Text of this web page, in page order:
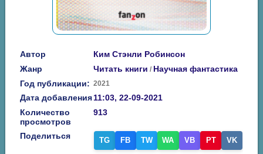
Автор
Ким Стэнли Робинсон
Жанр
Читать книги / Научная фантастика
Год публикации: 2021
Дата добавления11:03, 22-09-2021
Количество
просмотров
913
Поделиться TG FB TW WA VB PT VK